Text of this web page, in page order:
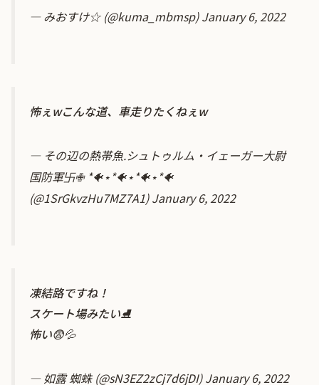
— みおすけ☆ (@kuma_mbmsp)January 6, 2022
怖ぇwこんな道、車走りたくねぇw
— その辺の熱帯魚.シュトゥルム・イェーガー大尉
国防軍卐✙ *🐠⋆*🐠⋆*🐠⋆*🐠
(@1SrGkvzHu7MZ7A1)January 6, 2022
凍結路ですね！
スケート場みたい⛸
怖い😨💦
— 如露 蜘蛛 (@sN3EZ2zCj7d6jDI)January 6, 2022